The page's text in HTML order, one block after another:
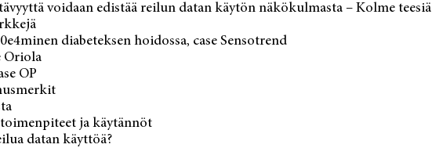
voidaan edistää reilun datan käytön näkökulmasta – Kolme teesiä
diabeteksen hoidossa, case Sensotrend
Oriola
OP
ja käytännöt
datan käyttöä?